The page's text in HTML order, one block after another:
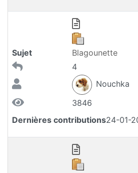
Sujet
Blagounette
4
Nouchka
3846
Dernières contributions24-01-